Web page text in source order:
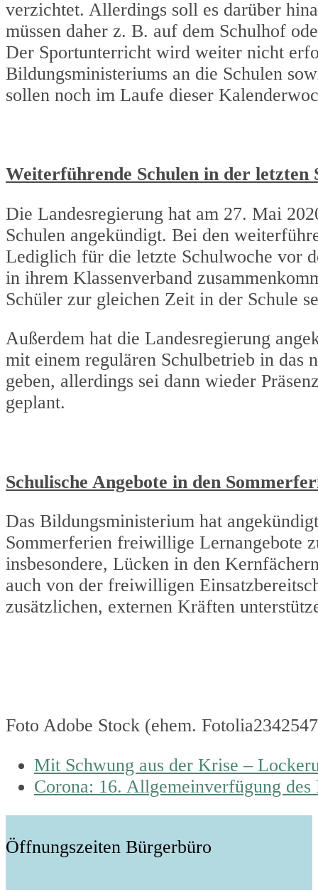
verzichtet. Allerdings soll es darüber
müssen daher z. B. auf dem Schulhof
Der Sportunterricht wird weiter nicht
Bildungsministeriums an die Schulen
sollen noch im Laufe dieser
Weiterführende Schulen in der letzten
Die Landesregierung hat am 27. Mai
Schulen angekündigt. Bei den
Lediglich für die letzte Schulwoche vor
in ihrem Klassenverband
Schüler zur gleichen Zeit in der Schule
Außerdem hat die Landesregierung
mit einem regulären Schulbetrieb in das
geben, allerdings sei dann wieder
geplant.
Schulische Angebote in den
Das Bildungsministerium hat
Sommerferien freiwillige Lernangebote
insbesondere, Lücken in den
auch von der freiwilligen
zusätzlichen, externen Kräften
Foto Adobe Stock (ehem.
previous
post:
Mit Schwung aus der Krise –
next
Corona: 16. Allgemeinverfügung
Öffnungszeiten Bürgerbüro